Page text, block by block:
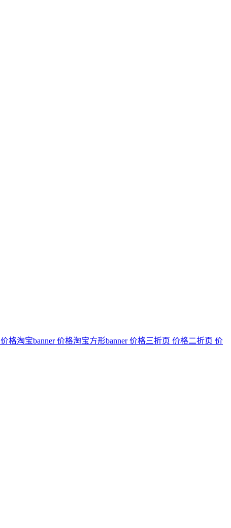
价格淘宝banner价格淘宝方形banner价格三折页 价格二折页 价